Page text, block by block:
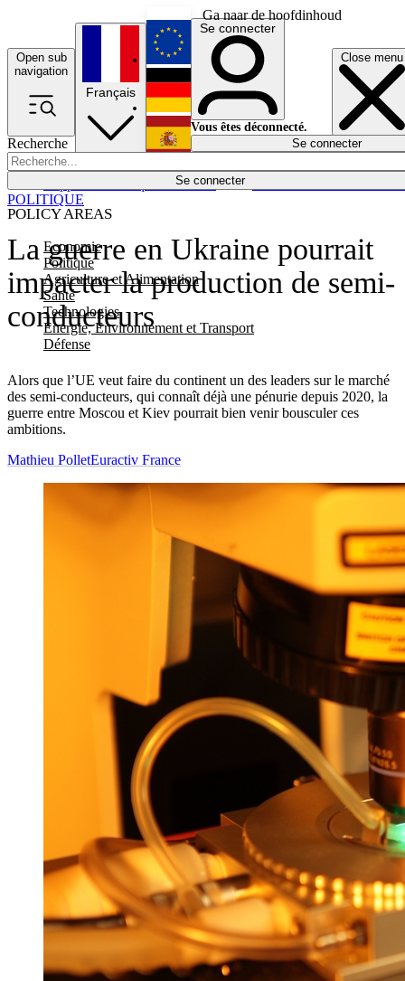
Ga naar de hoofdinhoud
Open sub
navigation
Close menu
Recherche
Se connecter
POLICY AREAS
Economie
Politique
Agriculture et Alimentation
Santé
Technologies
Energie, Environnement et Transport
Défense
Économie
Français
English
Deutsch
Español
Se connecter
Vous êtes déconnecté.
Se connecter
La guerre en Ukraine pourrait
impacter la production de semi-
conducteurs
Alors que l’UE veut faire du continent un des leaders sur le marché
des semi-conducteurs, qui connaît déjà une pénurie depuis 2020, la
guerre entre Moscou et Kiev pourrait bien venir bousculer ces
ambitions.
POLITIQUE
Mathieu PolletEuractiv France